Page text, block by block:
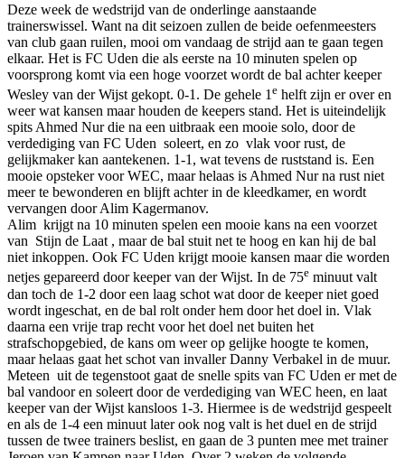
Deze week de wedstrijd van de onderlinge aanstaande
trainerswissel. Want na dit seizoen zullen de beide oefenmeesters
van club gaan ruilen, mooi om vandaag de strijd aan te gaan tegen
elkaar. Het is FC Uden die als eerste na 10 minuten spelen op
voorsprong komt via een hoge voorzet wordt de bal achter keeper
Wesley van der Wijst gekopt. 0-1. De gehele 1 e helft zijn er over en
weer wat kansen maar houden de keepers stand. Het is uiteindelijk
spits Ahmed Nur die na een uitbraak een mooie solo, door de
verdediging van FC Uden soleert, en zo vlak voor rust, de
gelijkmaker kan aantekenen. 1-1, wat tevens de ruststand is. Een
mooie opsteker voor WEC, maar helaas is Ahmed Nur na rust niet
meer te bewonderen en blijft achter in de kleedkamer, en wordt
vervangen door Alim Kagermanov.
Alim krijgt na 10 minuten spelen een mooie kans na een voorzet
van Stijn de Laat , maar de bal stuit net te hoog en kan hij de bal
niet inkoppen. Ook FC Uden krijgt mooie kansen maar die worden
netjes gepareerd door keeper van der Wijst. In de 75e minuut valt
dan toch de 1-2 door een laag schot wat door de keeper niet goed
wordt ingeschat, en de bal rolt onder hem door het doel in. Vlak
daarna een vrije trap recht voor het doel net buiten het
strafschopgebied, de kans om weer op gelijke hoogte te komen,
maar helaas gaat het schot van invaller Danny Verbakel in de muur.
Meteen uit de tegenstoot gaat de snelle spits van FC Uden er met de
bal vandoor en soleert door de verdediging van WEC heen, en laat
keeper van der Wijst kansloos 1-3. Hiermee is de wedstrijd gespeelt
en als de 1-4 een minuut later ook nog valt is het duel en de strijd
tussen de twee trainers beslist, en gaan de 3 punten mee met trainer